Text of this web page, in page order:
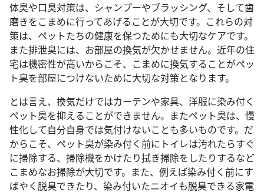
体臭や口臭対策は、シャンプーやブラッシング、そして歯
磨きをこまめに行ってあげることが大切です。これらの対
策は、ペットたちの健康を保つためにも大切なケアです。
また排泄臭には、お部屋の換気が欠かせません。近年の住
宅は機密性が高いからこそ、こまめに換気することがペッ
ト臭を部屋につけないために大切な対策となります。
とは言え、換気だけではカーテンや家具、洋服に染み付く
ペット臭を抑えることができません。またペット臭は、慢
性化して自分自身では気付けないことも多いものです。だ
からこそ、ペット臭が染み付く前にトイレは汚れたらすぐ
に掃除する、掃除機をかけたり拭き掃除をしたりするなど
こまめなお掃除が大切です。また、例えば染み付く前にす
ばやく脱臭できたり、染み付いたニオイも脱臭できる家電